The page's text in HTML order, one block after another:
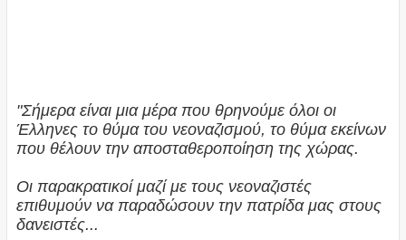
"Σήμερα είναι μια μέρα που θρηνούμε όλοι οι
Έλληνες το θύμα του νεοναζισμού, το θύμα εκείνων
που θέλουν την αποσταθεροποίηση της χώρας.
Οι παρακρατικοί μαζί με τους νεοναζιστές
επιθυμούν να παραδώσουν την πατρίδα μας στους
δανειστές...